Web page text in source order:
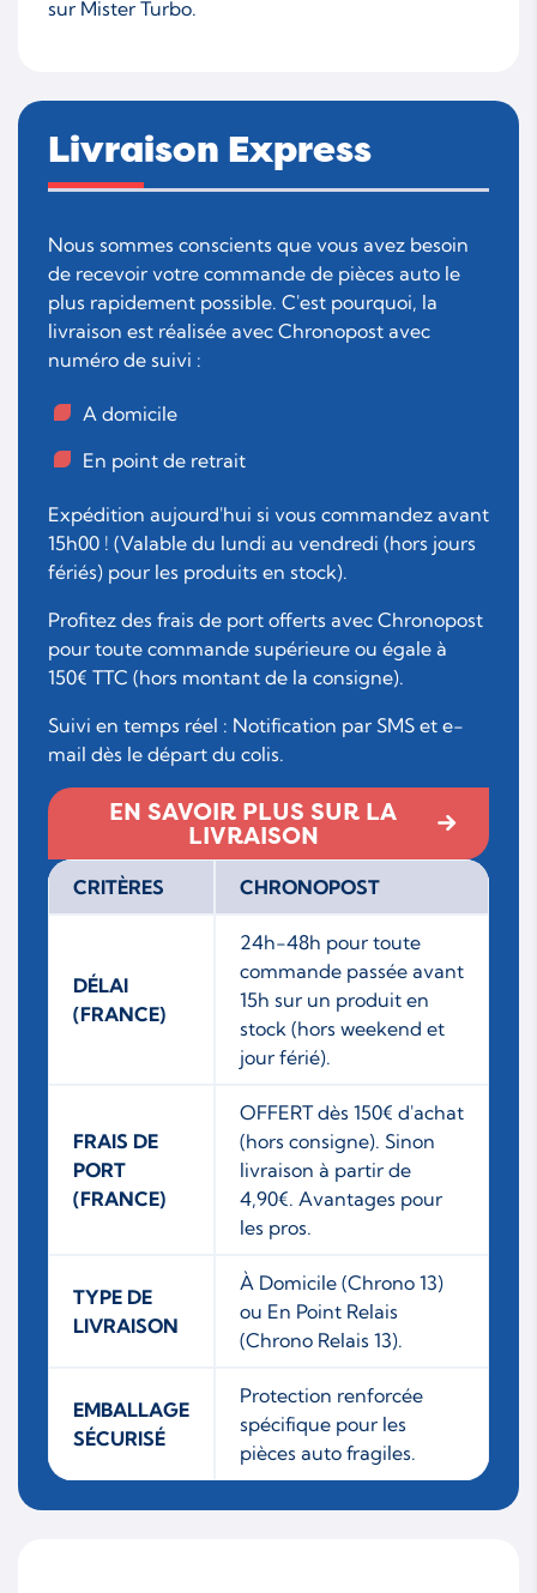
sur Mister Turbo.
Livraison Express
Nous sommes conscients que vous avez besoin
de recevoir votre commande de pièces auto le
plus rapidement possible. C'est pourquoi, la
livraison est réalisée avec Chronopost avec
numéro de suivi :
A domicile
En point de retrait
Expédition aujourd'hui si vous commandez avant
15h00 ! (Valable du lundi au vendredi (hors jours
fériés) pour les produits en stock).
Profitez des frais de port offerts avec Chronopost
pour toute commande supérieure ou égale à
150€ TTC (hors montant de la consigne).
Suivi en temps réel : Notification par SMS et e-
mail dès le départ du colis.
EN SAVOIR PLUS SUR LA
LIVRAISON
CRITÈRES CHRONOPOST
DÉLAI
(FRANCE)
24h-48h pour toute
commande passée avant
15h sur un produit en
stock (hors weekend et
jour férié).
FRAIS DE
PORT
(FRANCE)
OFFERT dès 150€ d'achat
(hors consigne). Sinon
livraison à partir de
4,90€. Avantages pour
les pros.
TYPE DE
LIVRAISON
À Domicile (Chrono 13)
ou En Point Relais
(Chrono Relais 13).
EMBALLAGE
SÉCURISÉ
Protection renforcée
spécifique pour les
pièces auto fragiles.